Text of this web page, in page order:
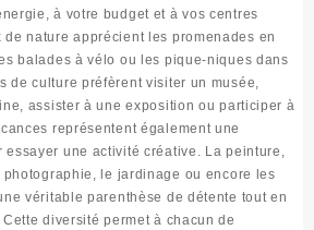
à votre budget et à vos centres
de nature apprécient les promenades en
balades à vélo ou les pique-niques dans
de culture préfèrent visiter un musée,
assister à une exposition ou participer à
représentent également une
une activité créative. La peinture,
le jardinage ou encore les
véritable parenthèse de détente tout en
diversité permet à chacun de